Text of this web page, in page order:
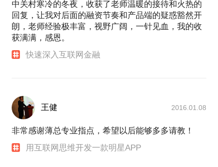
中关村寒冷的冬夜，收获了老师温暖的接待和火热的
回复，让我对后面的融资节奏和产品端的疑惑豁然开
朗，老师经验极丰富，视野广阔，一针见血，我的收
获满满，感恩。
快速深入互联网金融
王健 2016.01.08
非常感谢薄总专业指点，希望以后能够多多请教！
用互联网思维开发一款明星APP